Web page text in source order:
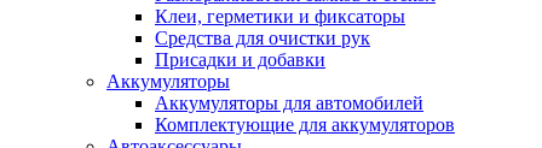
Клеи, герметики и фиксаторы
Средства для очистки рук
Присадки и добавки
Аккумуляторы
Аккумуляторы для автомобилей
Комплектующие для аккумуляторов